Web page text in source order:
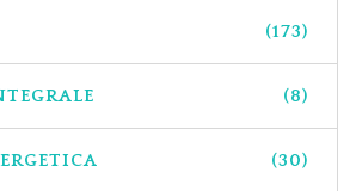
(173)
(8)
(30)